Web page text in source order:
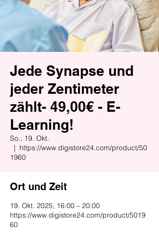
Jede Synapse und
jeder Zentimeter
zählt- 49,00€ - E-
Learning!
So., 19. Okt.
  |
https://www.digistore24.com/product/50
1960
Ort und Zeit
19. Okt. 2025, 16:00 – 20:00
https://www.digistore24.com/product/5019
60